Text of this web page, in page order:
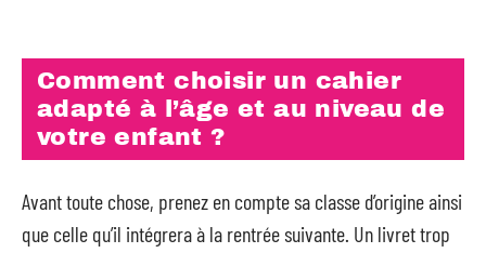
Comment choisir un cahier
adapté à l’âge et au niveau de
votre enfant ?
Avant toute chose, prenez en compte sa classe d’origine ainsi
que celle qu’il intégrera à la rentrée suivante. Un livret trop